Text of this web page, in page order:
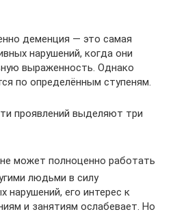
деменция — это самая
нарушений, когда они
выраженность. Однако
по определённым ступеням.
проявлений выделяют три
может полноценно работать
людьми в силу
нарушений, его интерес к
и занятиям ослабевает. Но